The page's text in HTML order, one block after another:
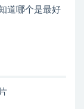
道哪个是最好